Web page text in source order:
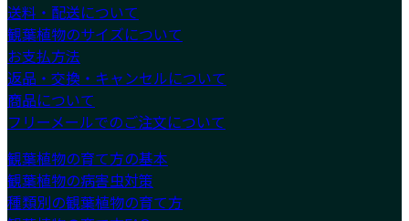
送料・配送について
観葉植物のサイズについて
お支払方法
返品・交換・キャンセルについて
商品について
フリーメールでのご注文について
観葉植物の育て方の基本
観葉植物の病害虫対策
種類別の観葉植物の育て方